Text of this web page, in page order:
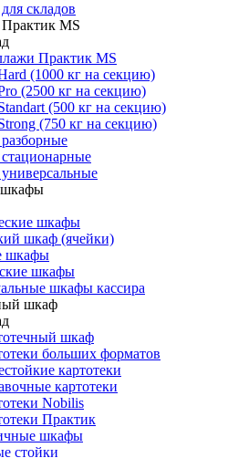
складов
MS
Практик MS
(1000 кг на секцию)
(2500 кг на секцию)
(500 кг на секцию)
(750 кг на секцию)
шкафы
шкафы
шкаф (ячейки)
шкафы
шкафы
шкафы кассира
шкаф
шкаф
больших форматов
картотеки
картотеки
Nobilis
Практик
шкафы
стойки